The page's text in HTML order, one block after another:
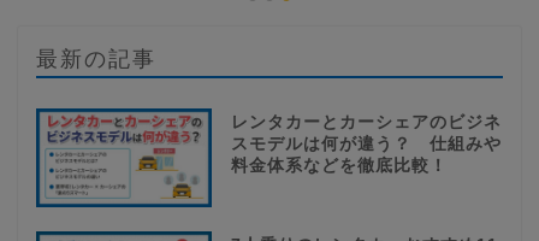
最新の記事
レンタカーとカーシェアのビジネ
スモデルは何が違う？ 仕組みや
料金体系などを徹底比較！